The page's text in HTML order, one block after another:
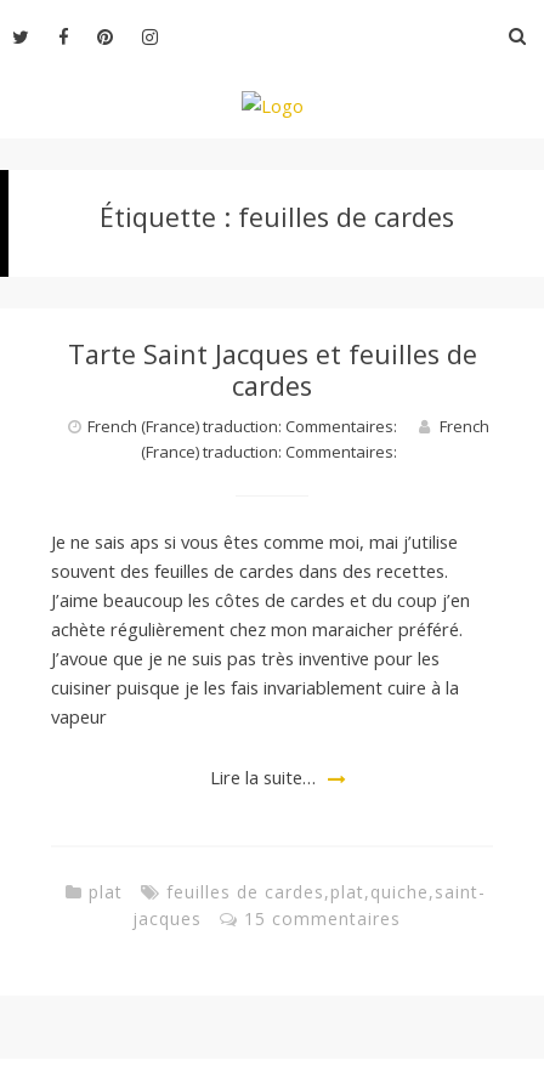
au
Étiquette : feuilles de cardes
Tarte Saint Jacques et feuilles de
cardes
French (France) traduction: Commentaires:
French
(France) traduction: Commentaires:
Je ne sais aps si vous êtes comme moi, mai j’utilise
souvent des feuilles de cardes dans des recettes.
J’aime beaucoup les côtes de cardes et du coup j’en
achète régulièrement chez mon maraicher préféré.
J’avoue que je ne suis pas très inventive pour les
cuisiner puisque je les fais invariablement cuire à la
vapeur
Lire la suite…
plat feuilles de cardes,plat,quiche,saint-
jacques
15 commentaires